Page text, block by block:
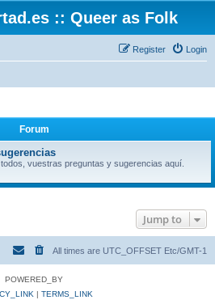
:: Queer as Folk
Login
Register
Forum
vuestras preguntas y sugerencias aquí.
Jump to
All times are UTC_OFFSET Etc/GMT-1
POWERED_BY
| TERMS_LINK